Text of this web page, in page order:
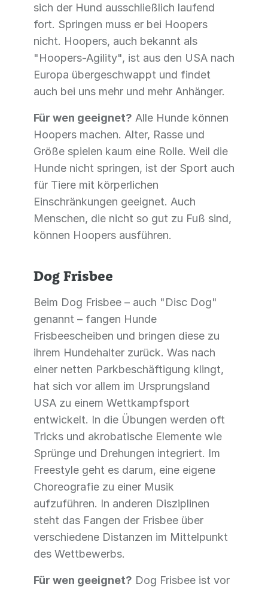
sich der Hund ausschließlich laufend
fort. Springen muss er bei Hoopers
nicht. Hoopers, auch bekannt als
"Hoopers-Agility", ist aus den USA nach
Europa übergeschwappt und findet
auch bei uns mehr und mehr Anhänger.
Für wen geeignet? Alle Hunde können
Hoopers machen. Alter, Rasse und
Größe spielen kaum eine Rolle. Weil die
Hunde nicht springen, ist der Sport auch
für Tiere mit körperlichen
Einschränkungen geeignet. Auch
Menschen, die nicht so gut zu Fuß sind,
können Hoopers ausführen.
Dog Frisbee
Beim Dog Frisbee – auch "Disc Dog"
genannt – fangen Hunde
Frisbeescheiben und bringen diese zu
ihrem Hundehalter zurück. Was nach
einer netten Parkbeschäftigung klingt,
hat sich vor allem im Ursprungsland
USA zu einem Wettkampfsport
entwickelt. In die Übungen werden oft
Tricks und akrobatische Elemente wie
Sprünge und Drehungen integriert. Im
Freestyle geht es darum, eine eigene
Choreografie zu einer Musik
aufzuführen. In anderen Disziplinen
steht das Fangen der Frisbee über
verschiedene Distanzen im Mittelpunkt
des Wettbewerbs.
Für wen geeignet? Dog Frisbee ist vor